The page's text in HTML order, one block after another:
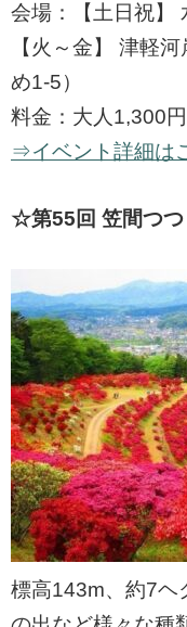
会場：【土日祝】
【火～金】 津軽
め1-5）
料金：大人1,300
⇒イベント詳細は
☆第55回 笠間つつ
標高143m、約7ヘ